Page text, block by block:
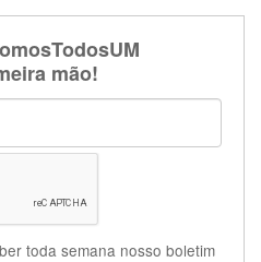
mão!
toda semana nosso boletim